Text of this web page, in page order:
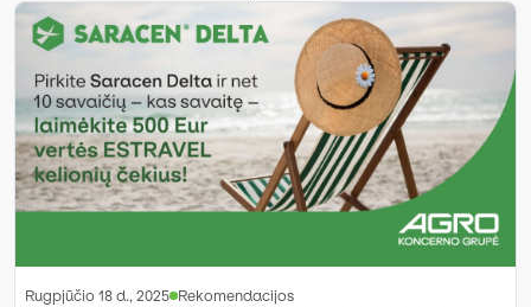
rugpjūčio 18 d., 2025 Rekomendacijos